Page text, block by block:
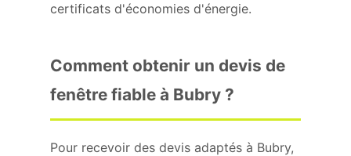
certificats d'économies d'énergie.
Comment obtenir un devis de
fenêtre fiable à Bubry ?
Pour recevoir des devis adaptés à Bubry,